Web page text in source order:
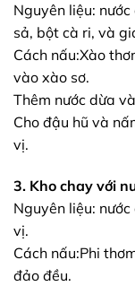
Nguyên liệu:
sả, bột cà ri, và
Cách nấu:Xào
vào xào sơ.
Thêm nước dừa
Cho đậu hũ và
vị.
3. Kho chay với
Nguyên liệu:
vị.
Cách nấu:Phi
đảo đều.